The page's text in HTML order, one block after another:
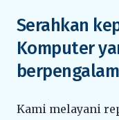
Serahkan
Komputer
Kami melayani